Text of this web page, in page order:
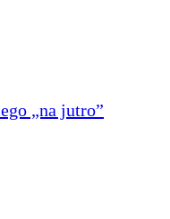
„na jutro”